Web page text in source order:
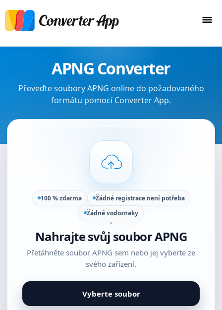
APNG Converter
Převeďte soubory APNG online do požadovaného
formátu pomocí Converter App.
100 % zdarma
Žádné registrace není potřeba
Žádné vodoznaky
Nahrajte svůj soubor APNG
Přetáhněte soubor APNG sem nebo jej vyberte ze
svého zařízení.
Vyberte soubor